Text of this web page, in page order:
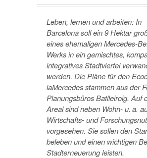
Leben, lernen und arbeiten: In
Barcelona soll ein 9 Hektar
eines ehemaligen Mercedes-
Werks in ein gemischtes,
integratives Stadtviertel
werden. Die Pläne für den
laMercedes stammen aus der
Planungsbüros Batlleiroig. Auf
Areal sind neben Wohn- u. a.
Wirtschafts- und
vorgesehen. Sie sollen den
beleben und einen wichtigen
Stadterneuerung leisten.